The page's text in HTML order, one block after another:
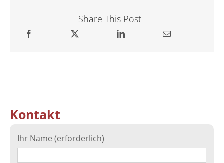
Share This Post
Kontakt
Ihr Name (erforderlich)